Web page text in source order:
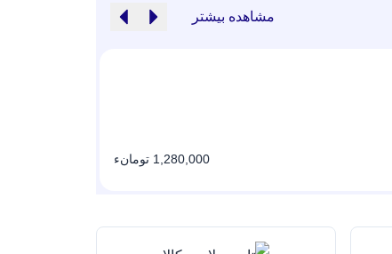
مشاهده بیشتر
1,280,000 تومانء